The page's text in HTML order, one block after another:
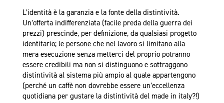
L’identità è la garanzia e la fonte della distintività.
Un’offerta indifferenziata (facile preda della guerra dei
prezzi) prescinde, per definizione, da qualsiasi progetto
identitario; le persone che nel lavoro si limitano alla
mera esecuzione senza metterci del proprio potranno
essere credibili ma non si distinguono e sottraggono
distintività al sistema più ampio al quale appartengono
(perché un caffè non dovrebbe essere un’eccellenza
quotidiana per gustare la distintività del made in italy?!)